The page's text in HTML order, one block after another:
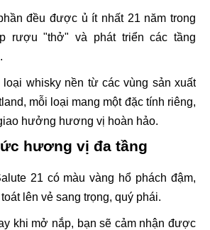
đều được ủ ít nhất 21 năm trong
rượu "thở" và phát triển các tầng
whisky nền từ các vùng sản xuất
mỗi loại mang một đặc tính riêng,
hưởng hương vị hoàn hảo.
hương vị đa tầng
21 có màu vàng hổ phách đậm,
lên vẻ sang trọng, quý phái.
khi mở nắp, bạn sẽ cảm nhận được